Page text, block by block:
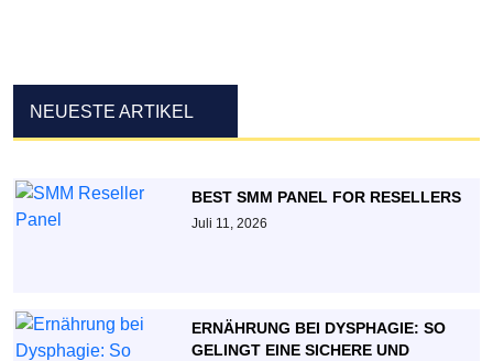
NEUESTE ARTIKEL
BEST SMM PANEL FOR RESELLERS
Juli 11, 2026
ERNÄHRUNG BEI DYSPHAGIE: SO
GELINGT EINE SICHERE UND